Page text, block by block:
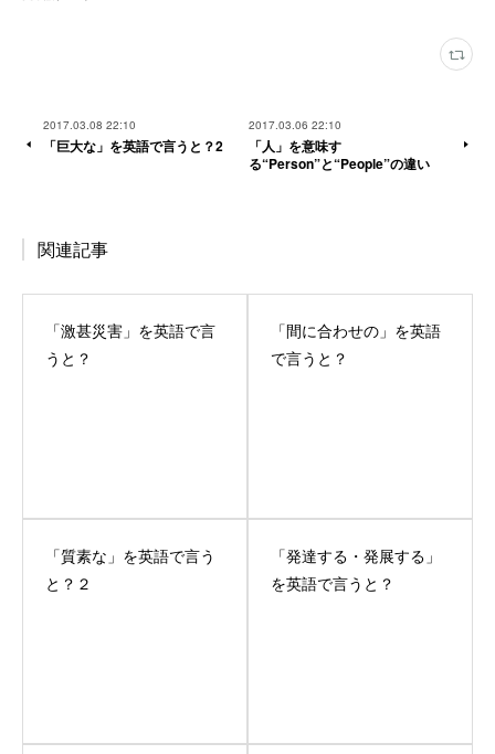
2017.03.08 22:10
「巨大な」を英語で言うと？2
2017.03.06 22:10
「人」を意味す
る“Person”と“People”の違い
関連記事
「激甚災害」を英語で言
うと？
「間に合わせの」を英語
で言うと？
「質素な」を英語で言う
と？２
「発達する・発展する」
を英語で言うと？